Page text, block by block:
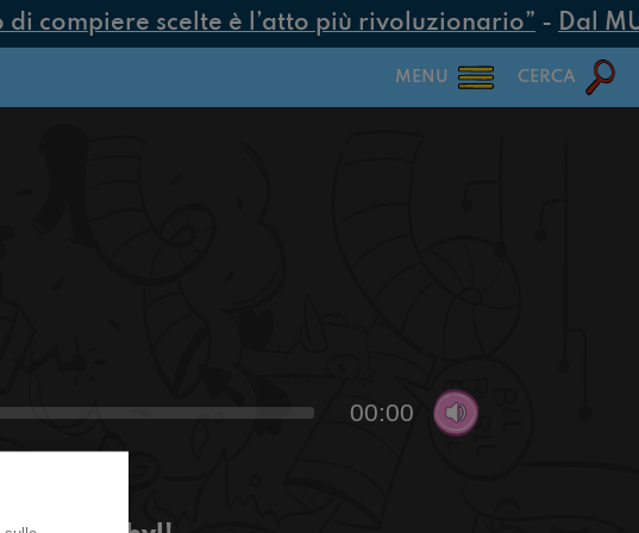
compiere scelte è l’atto più rivoluzionario”- Dal
MENU CERCA
00:00